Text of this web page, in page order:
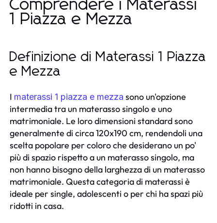
Comprendere i Materassi
1 Piazza e Mezza
Definizione di Materassi 1 Piazza
e Mezza
I materassi 1 piazza e mezza sono un'opzione
intermedia tra un materasso singolo e uno
matrimoniale. Le loro dimensioni standard sono
generalmente di circa 120x190 cm, rendendoli una
scelta popolare per coloro che desiderano un po'
più di spazio rispetto a un materasso singolo, ma
non hanno bisogno della larghezza di un materasso
matrimoniale. Questa categoria di materassi è
ideale per single, adolescenti o per chi ha spazi più
ridotti in casa.